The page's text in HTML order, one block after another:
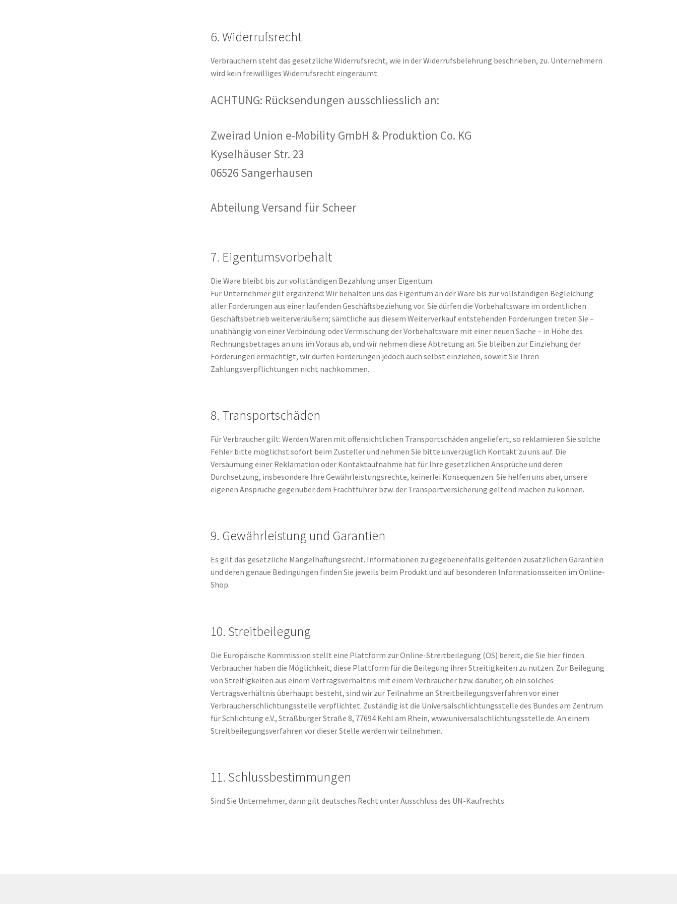
6. Widerrufsrecht
Verbrauchern steht das gesetzliche Widerrufsrecht, wie in der Widerrufsbelehrung beschrieben, zu. Unternehmern
wird kein freiwilliges Widerrufsrecht eingeräumt.
ACHTUNG: Rücksendungen ausschliesslich an:
Zweirad Union e-Mobility GmbH & Produktion Co. KG
Kyselhäuser Str. 23
06526 Sangerhausen
Abteilung Versand für Scheer
7. Eigentumsvorbehalt
Die Ware bleibt bis zur vollständigen Bezahlung unser Eigentum.
Für Unternehmer gilt ergänzend: Wir behalten uns das Eigentum an der Ware bis zur vollständigen Begleichung
aller Forderungen aus einer laufenden Geschäftsbeziehung vor. Sie dürfen die Vorbehaltsware im ordentlichen
Geschäftsbetrieb weiterveräußern; sämtliche aus diesem Weiterverkauf entstehenden Forderungen treten Sie –
unabhängig von einer Verbindung oder Vermischung der Vorbehaltsware mit einer neuen Sache – in Höhe des
Rechnungsbetrages an uns im Voraus ab, und wir nehmen diese Abtretung an. Sie bleiben zur Einziehung der
Forderungen ermächtigt, wir dürfen Forderungen jedoch auch selbst einziehen, soweit Sie Ihren
Zahlungsverpflichtungen nicht nachkommen.
8. Transportschäden
Für Verbraucher gilt: Werden Waren mit offensichtlichen Transportschäden angeliefert, so reklamieren Sie solche
Fehler bitte möglichst sofort beim Zusteller und nehmen Sie bitte unverzüglich Kontakt zu uns auf. Die
Versäumung einer Reklamation oder Kontaktaufnahme hat für Ihre gesetzlichen Ansprüche und deren
Durchsetzung, insbesondere Ihre Gewährleistungsrechte, keinerlei Konsequenzen. Sie helfen uns aber, unsere
eigenen Ansprüche gegenüber dem Frachtführer bzw. der Transportversicherung geltend machen zu können.
9. Gewährleistung und Garantien
Es gilt das gesetzliche Mängelhaftungsrecht. Informationen zu gegebenenfalls geltenden zusätzlichen Garantien
und deren genaue Bedingungen finden Sie jeweils beim Produkt und auf besonderen Informationsseiten im Online-
Shop.
10. Streitbeilegung
Die Europäische Kommission stellt eine Plattform zur Online-Streitbeilegung (OS) bereit, die Sie hier finden.
Verbraucher haben die Möglichkeit, diese Plattform für die Beilegung ihrer Streitigkeiten zu nutzen. Zur Beilegung
von Streitigkeiten aus einem Vertragsverhältnis mit einem Verbraucher bzw. darüber, ob ein solches
Vertragsverhältnis überhaupt besteht, sind wir zur Teilnahme an Streitbeilegungsverfahren vor einer
Verbraucherschlichtungsstelle verpflichtet. Zuständig ist die Universalschlichtungsstelle des Bundes am Zentrum
für Schlichtung e.V., Straßburger Straße 8, 77694 Kehl am Rhein, www.universalschlichtungsstelle.de. An einem
Streitbeilegungsverfahren vor dieser Stelle werden wir teilnehmen.
11. Schlussbestimmungen
Sind Sie Unternehmer, dann gilt deutsches Recht unter Ausschluss des UN-Kaufrechts.